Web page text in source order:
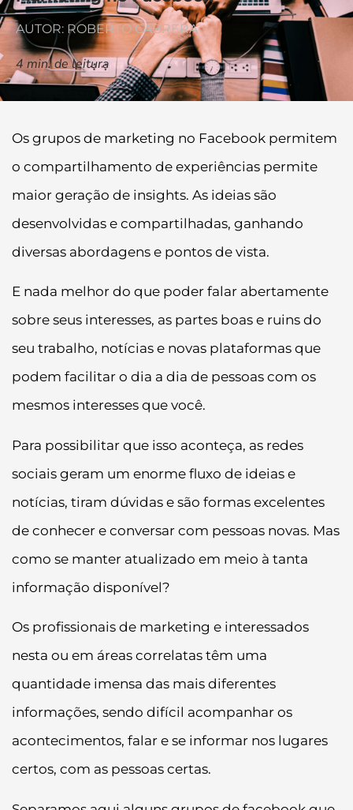
AUTOR: ROBERTO CABRERA
4 min. de leitura
Os grupos de marketing no Facebook permitem
o compartilhamento de experiências permite
maior geração de insights. As ideias são
desenvolvidas e compartilhadas, ganhando
diversas abordagens e pontos de vista.
E nada melhor do que poder falar abertamente
sobre seus interesses, as partes boas e ruins do
seu trabalho, notícias e novas plataformas que
podem facilitar o dia a dia de pessoas com os
mesmos interesses que você.
Para possibilitar que isso aconteça, as redes
sociais geram um enorme fluxo de ideias e
notícias, tiram dúvidas e são formas excelentes
de conhecer e conversar com pessoas novas. Mas
como se manter atualizado em meio à tanta
informação disponível?
Os profissionais de marketing e interessados
nesta ou em áreas correlatas têm uma
quantidade imensa das mais diferentes
informações, sendo difícil acompanhar os
acontecimentos, falar e se informar nos lugares
certos, com as pessoas certas.